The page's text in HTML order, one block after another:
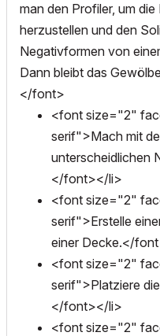
man den Profiler, um
herzustellen und den
Negativformen von
Dann bleibt das
</font>
<font size="2"
serif">Mach mit
unterscheidlichen
</font></li>
<font size="2"
serif">Erstelle
einer Decke.</
<font size="2"
serif">Platziere
</font></li>
<font size="2"